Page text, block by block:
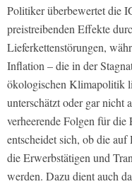
Politiker überbewertet die
preistreibenden Effekte
Lieferkettenstörungen,
Inflation – die in der
ökologischen Klimapolitik
unterschätzt oder gar nicht
verheerende Folgen für
entscheidet sich, ob die
die Erwerbstätigen und
werden. Dazu dient auch